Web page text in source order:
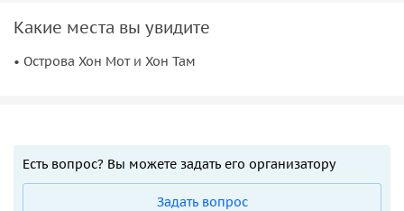
Какие места вы увидите
• Острова Хон Мот и Хон Там
Есть вопрос? Вы можете задать его организатору
Задать вопрос